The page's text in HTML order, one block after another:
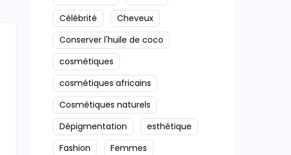
Célébrité
Cheveux
Conserver l'huile de coco
cosmétiques
cosmétiques africains
Cosmétiques naturels
Dépigmentation
esthétique
Fashion
Femmes